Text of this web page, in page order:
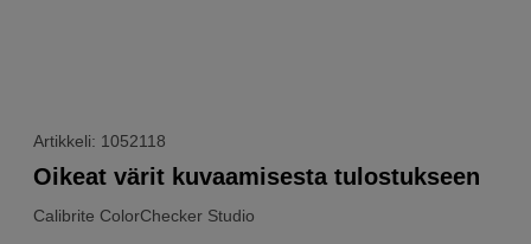
Artikkeli: 1052118
Calibrite ColorChecker Studio
Oikeat värit kuvaamisesta tulostukseen